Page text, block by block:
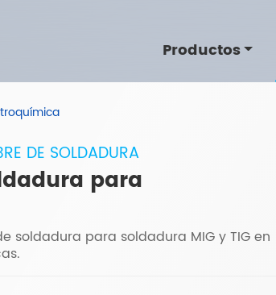
Productos
DE SOLDADURA
para
soldadura para soldadura MIG y TIG en